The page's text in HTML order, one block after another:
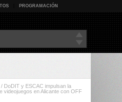
PROGRAMACIÓN
/ DoDIT y ESCAC impulsan la
videojuegos en Alicante con OFF